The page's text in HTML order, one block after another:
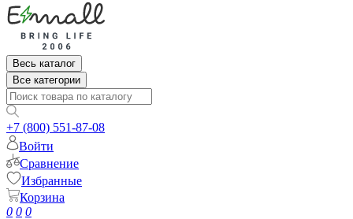
Весь каталог
Все категории
+7 (800) 551-87-08
Войти
Сравнение
Избранные
Корзина
0 0 0